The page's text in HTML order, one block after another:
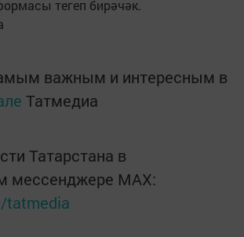
тегеп бирәчәк.
важным и интересным в
Татмедиа
Татарстана в
мессенджере MАХ:
tatmedia